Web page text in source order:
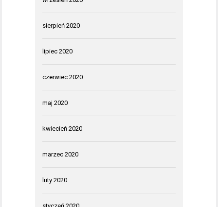
sierpień 2020
lipiec 2020
czerwiec 2020
maj 2020
kwiecień 2020
marzec 2020
luty 2020